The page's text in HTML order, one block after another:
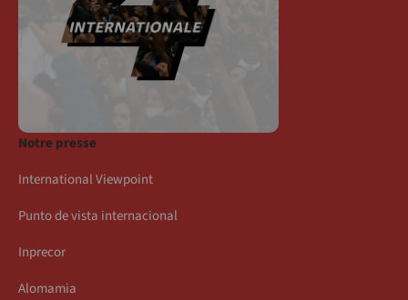
Notre presse
International Viewpoint
Punto de vista internacional
Inprecor
Alomamia